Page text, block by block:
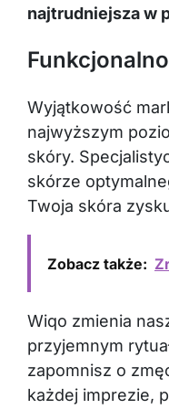
najtrudniejsza w
Wyjątkowość
najwyższym
skóry.
skórze
Twoja skóra
Zobacz także:
Wiqo zmienia
przyjemnym
zapomnisz o
każdej imprezie,